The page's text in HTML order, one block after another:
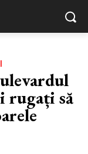
rugați să